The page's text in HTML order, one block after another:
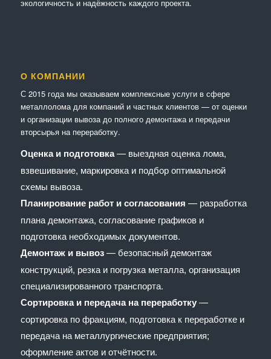
экологичность и надёжность каждого проекта.
О КОМПАНИИ
С 2015 года мы оказываем комплексные услуги в сфере
металлолома для компаний и частных клиентов — от оценки
и организации вывоза до полного демонтажа и передачи
вторсырья на переработку.
Оценка и подготовка— выездная оценка лома,
взвешивание, маркировка и подбор оптимальной
схемы вывоза.
Планирование работ и согласования — разработка
плана демонтажа, согласование графиков и
подготовка необходимых документов.
Демонтаж и вывоз— безопасный демонтаж
конструкций, резка и погрузка металла, организация
специализированного транспорта.
Сортировка и передача на переработку—
сортировка по фракциям, подготовка к переработке и
передача на металлургические предприятия;
оформление актов и отчётности.